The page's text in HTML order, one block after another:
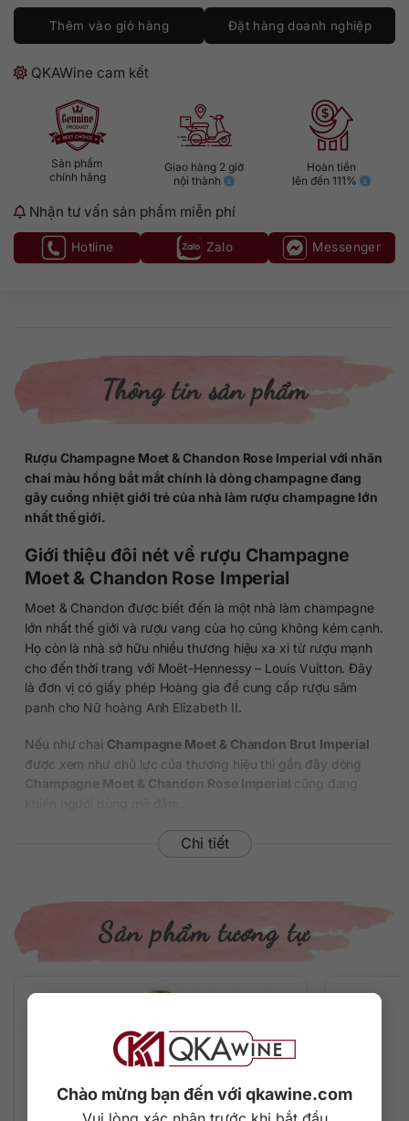
Chào mừng bạn đến với qkawine.com
Thêm vào giỏ hàng Đặt hàng doanh nghiệp
QKAWine cam kết
Sản phẩm
chính hãng
Giao hàng 2 giờ
nội thành
Hoàn tiền
lên đến 111%
Nhận tư vấn sản phẩm miễn phí
Hotline Zalo Messenger
Thông tin sản phẩm
Rượu Champagne Moet & Chandon Rose Imperial với nhãn
chai màu hồng bắt mắt chính là dòng champagne đang
gây cuồng nhiệt giới trẻ của nhà làm rượu champagne lớn
nhất thế giới.
Giới thiệu đôi nét về rượu Champagne
Moet & Chandon Rose Imperial
Moet & Chandon được biết đến là một nhà làm champagne
lớn nhất thế giới và rượu vang của họ cũng không kém cạnh.
Họ còn là nhà sở hữu nhiều thương hiệu xa xỉ từ rượu mạnh
cho đến thời trang với Moët-Hennessy – Louis Vuitton. Đây
là đơn vị có giấy phép Hoàng gia để cung cấp rượu sâm
panh cho Nữ hoàng Anh Elizabeth II.
Nếu như chai Champagne Moet & Chandon Brut Imperial
được xem như chủ lực của thương hiệu thì gần đây dòng
Champagne Moet & Chandon Rose Imperial cũng đang
Rượu sâm panh hồng trẻ trung hiện đại với sự phối trộn khéo
léo từ 3 giống nho Pinot Noir (40 – 50%), Pinot Meunier (30
30% là những dòng rượu hết sức đặc biệt được tuyển chọn
vô cùng cẩn thận để tạo nên bản pha trộn tinh tế hàng đầu.
Thông tin chi tiết về rượu
Thương hiệu: Moet & Chandon
Phân loại: Champagne
Giống nho: Blend
Nồng độ: 12%
Dung tích: 750 ml
Chi tiết
Sản phẩm tương tự